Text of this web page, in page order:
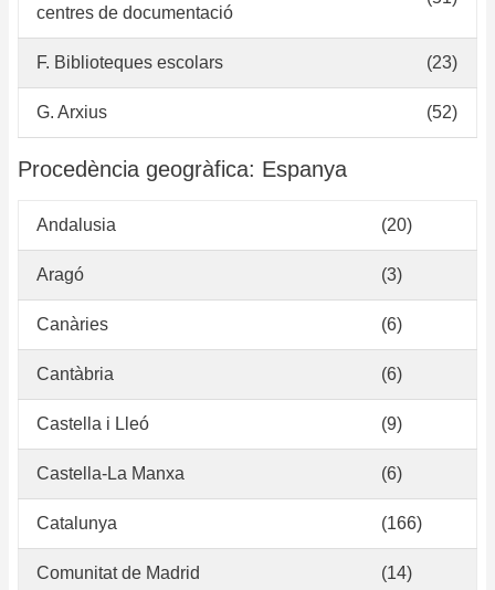
centres de documentació
F. Biblioteques escolars (23)
G. Arxius (52)
Procedència geogràfica: Espanya
Andalusia (20)
Aragó (3)
Canàries (6)
Cantàbria (6)
Castella i Lleó (9)
Castella-La Manxa (6)
Catalunya (166)
Comunitat de Madrid (14)